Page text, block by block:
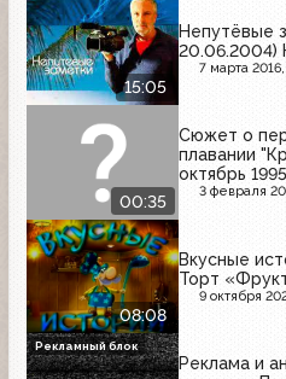
15:05
Непутёвые
20.06.2004)
7 марта 2016,
00:35
Сюжет о
плавании
октябрь
3 февраля
08:08
Вкусные
Торт
9 октября
Реклама и
Рекламный блок